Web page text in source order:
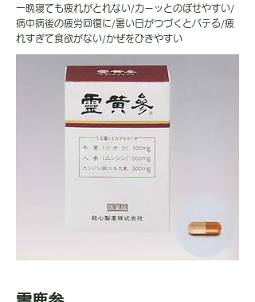
一晩寝ても疲れがとれない/カーッとのぼせやすい/
病中病後の疲労回復に/暑い日がつづくとバテる/疲
れすぎて食欲がない/かぜをひきやすい